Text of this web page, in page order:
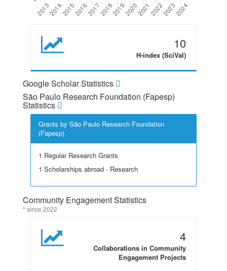
10
H-index (SciVal)
Google Scholar Statistics
São Paulo Research Foundation (Fapesp)
Statistics
Grants by São Paulo Research Foundation
(Fapesp)
1 Regular Research Grants
1 Scholarships abroad - Research
Community Engagement Statistics
* since 2022
4
Collaborations in Community
Engagement Projects